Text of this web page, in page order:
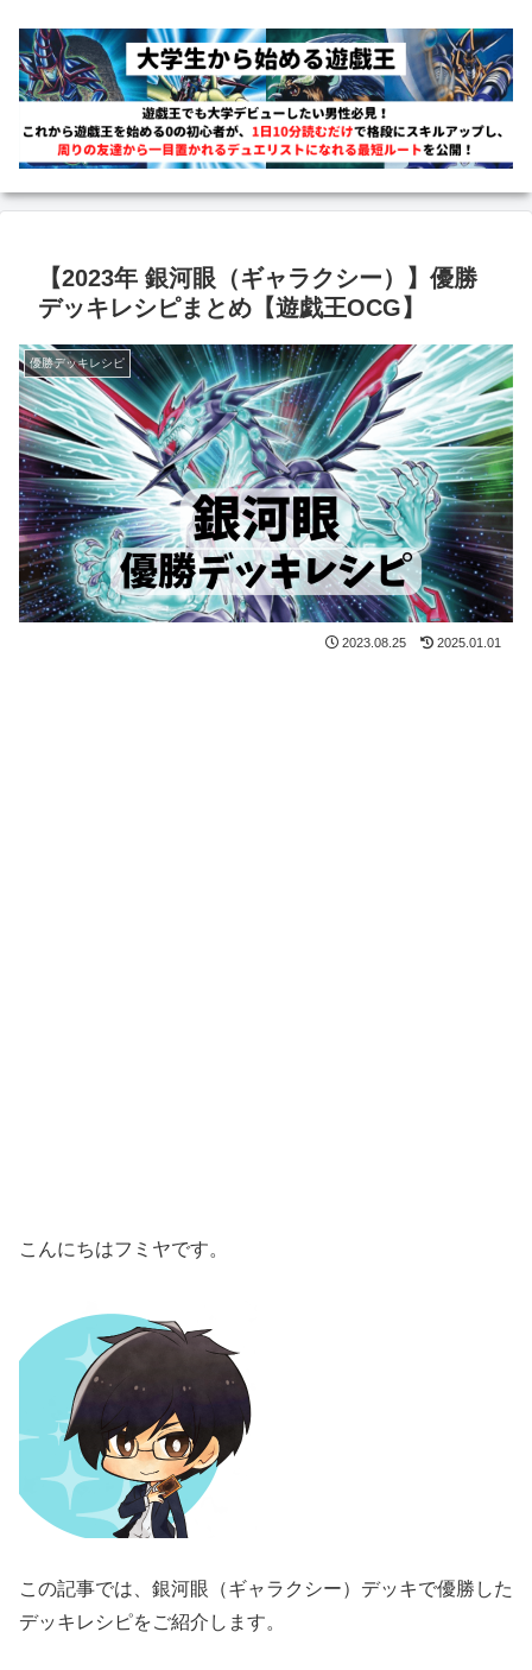
【2023年 銀河眼（ギャラクシー）】優勝
デッキレシピまとめ【遊戯王OCG】
優勝デッキレシピ
2023.08.25 2025.01.01
こんにちはフミヤです。
この記事では、銀河眼（ギャラクシー）デッキで優勝した
デッキレシピをご紹介します。